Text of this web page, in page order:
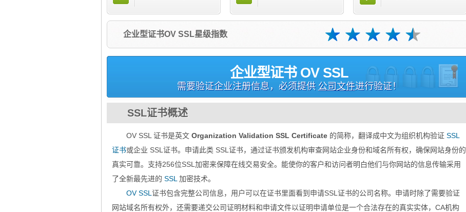
企业型证书OV SSL星级指数
企业型证书 OV SSL
需要验证企业注册信息，必须提供 公司文件进行验证！
SSL证书概述
OV SSL 证书是英文 Organization Validation SSL Certificate 的简称，翻译成中文为组织机构验证 SSL
证书或企业 SSL证书。申请此类 SSL证书，通过证书颁发机构审查网站企业身份和域名所有权，确保网站身份的
真实可靠。支持256位SSL加密来保障在线交易安全。能使你的客户和访问者明白他们与你网站的信息传输采用
了全新最先进的 SSL 加密技术。
OV SSL 证书包含完整公司信息，用户可以在证书里面看到申请SSL证书的公司名称。申请时除了需要验证
网站域名所有权外，还需要递交公司证明材料和申请文件以证明申请单位是一个合法存在的真实实体，CA机构